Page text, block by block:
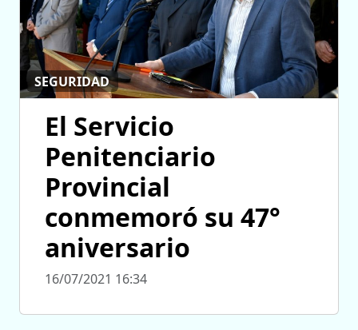
SEGURIDAD
El Servicio
Penitenciario
Provincial
conmemoró su 47°
aniversario
16/07/2021 16:34